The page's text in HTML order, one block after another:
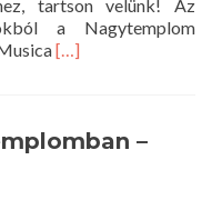
tartson velünk! Az
a Nagytemplom
Read
Orgonaesték
[…]
–